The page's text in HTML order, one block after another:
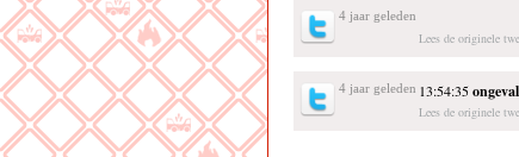
4 jaar geleden
Lees de originele
4 jaar geleden 13:54:35ongeval
Lees de originele